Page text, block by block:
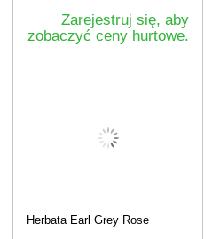
Zarejestruj się, aby
zobaczyć ceny hurtowe.
Herbata Earl Grey Rose